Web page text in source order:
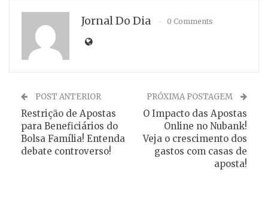
Jornal Do Dia 0 Comments
POST ANTERIOR
Restrição de Apostas
para Beneficiários do
Bolsa Família! Entenda
debate controverso!
PRÓXIMA POSTAGEM
O Impacto das Apostas
Online no Nubank!
Veja o crescimento dos
gastos com casas de
aposta!